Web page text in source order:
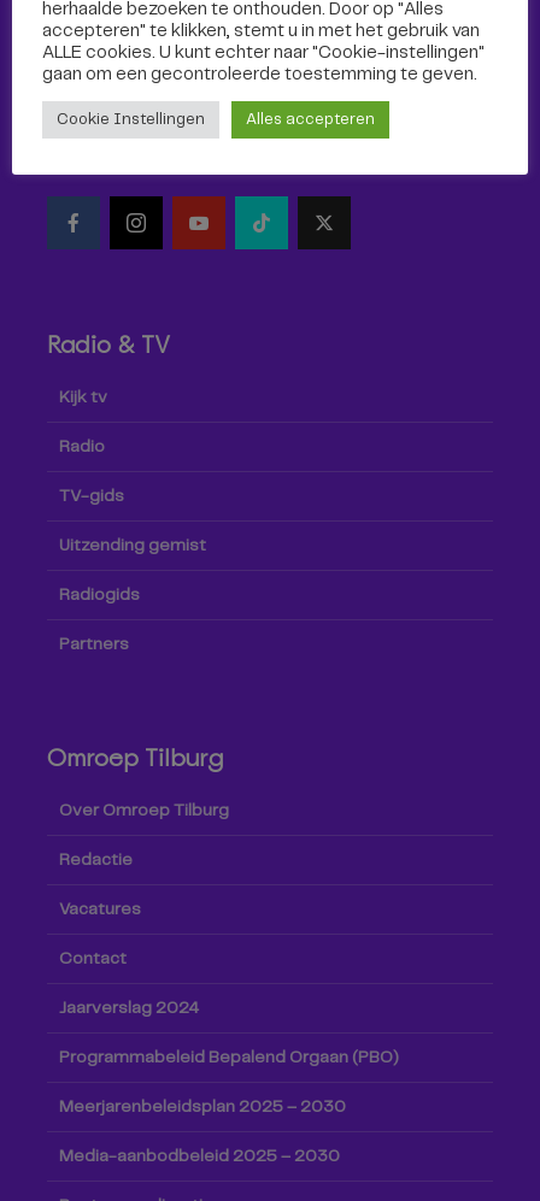
Volg ons!
Volg Omroep Tilburg niet alleen hier, maar ook via social
Radio & TV
Kijk tv
Radio
TV-gids
Uitzending gemist
Radiogids
Partners
Omroep Tilburg
Over Omroep Tilburg
Redactie
Vacatures
Contact
Jaarverslag 2024
Programmabeleid Bepalend Orgaan (PBO)
Meerjarenbeleidsplan 2025 – 2030
Media-aanbodbeleid 2025 – 2030
herhaalde bezoeken te onthouden. Door op "Alles
accepteren" te klikken, stemt u in met het gebruik van
ALLE cookies. U kunt echter naar "Cookie-instellingen"
gaan om een ​​gecontroleerde toestemming te geven.
Cookie Instellingen Alles accepteren